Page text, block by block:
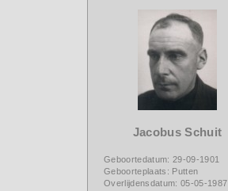
Jacobus Schuit
Geboortedatum: 29-09-1901
Geboorteplaats: Putten
Overlijdensdatum: 05-05-1987